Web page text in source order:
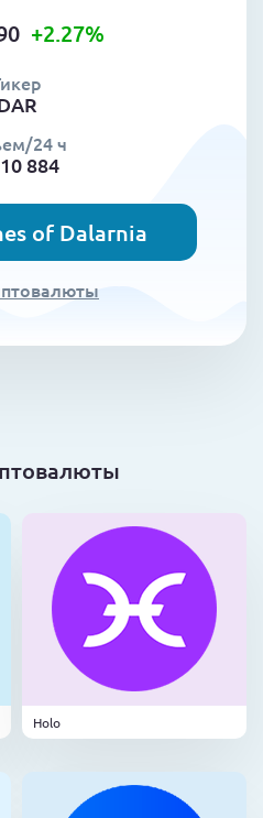
+2.27%
24 ч
884
of Dalarnia
Holo